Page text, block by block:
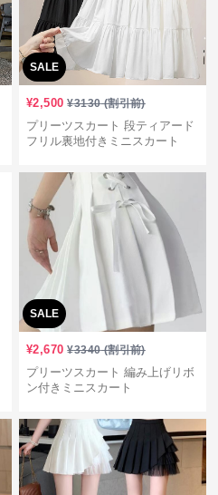
SALE
¥2,500 ¥3130(割引前)
プリーツスカート 段ティアード
フリル裏地付きミニスカート
SALE
¥2,670 ¥3340(割引前)
プリーツスカート 編み上げリボ
ン付きミニスカート